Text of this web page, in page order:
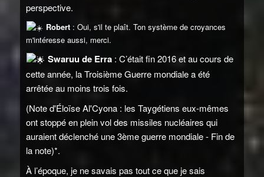
perspective.
Robert: Oui, s'il te plaît. Ton système de croyances
m'intéresse aussi, merci.
Swaruu de Erra : C’était fin 2016 et au cours de
cette année, la Troisième Guerre mondiale a été
arrêtée au moins trois fois.
(Note d'Éloïse Al'Cyona : les Taygétiens eux-mêmes
ont stoppé en plein vol des missiles nucléaires qui
auraient déclenché une 3ème guerre mondiale - Fin de
la note)*.
À l’époque, je ne savais pas tout ce que je sais